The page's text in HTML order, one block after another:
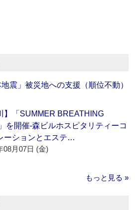
震」被災地への支援（順位不動）
】「SUMMER BREATHING
を開催‐森ビルホスピタリティーコ
ーションとエステ…
08月07日 (金)
もっと見る »